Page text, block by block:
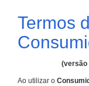
Termos
(versão
Ao utilizar o